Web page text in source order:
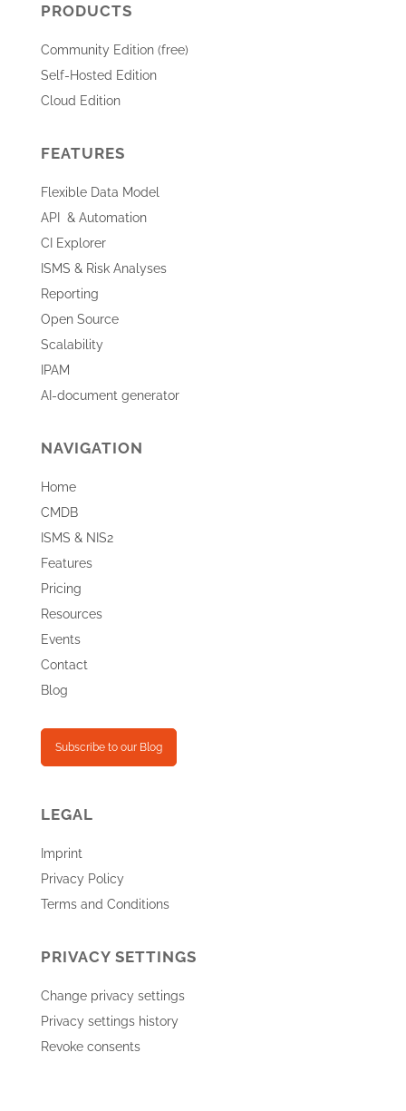
PRODUCTS
Community Edition (free)
Self-Hosted Edition
Cloud Edition
FEATURES
Flexible Data Model
API & Automation
CI Explorer
ISMS & Risk Analyses
Reporting
Open Source
Scalability
IPAM
AI-document generator
NAVIGATION
Home
CMDB
ISMS & NIS2
Features
Pricing
Resources
Events
Contact
Blog
Subscribe to our Blog
LEGAL
Imprint
Privacy Policy
Terms and Conditions
PRIVACY SETTINGS
Change privacy settings
Privacy settings history
Revoke consents